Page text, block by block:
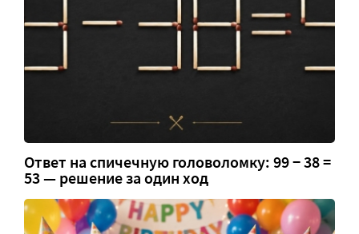
Ответ на спичечную головоломку: 99 − 38 =
53 — решение за один ход